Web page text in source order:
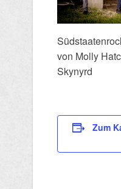
von Molly
Skynyrd
Zum